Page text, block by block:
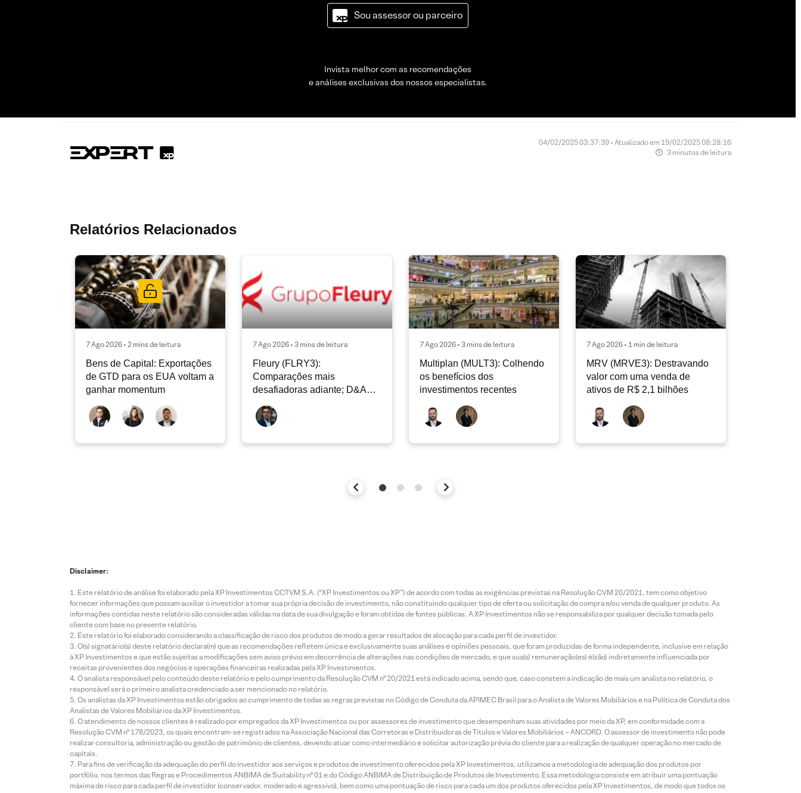
Sou assessor ou parceiro
Invista melhor com as recomendações
e análises exclusivas dos nossos especialistas.
04/02/2025 03:37:39 • Atualizado em 19/02/2025 08:28:16
3 minutos de leitura
Relatórios Relacionados
7 Ago 2026 • 2 mins de leitura
Bens de Capital: Exportações
de GTD para os EUA voltam a
ganhar momentum
7 Ago 2026 • 3 mins de leitura
Fleury (FLRY3):
Comparações mais
desafiadoras adiante; D&A
atuais
7 Ago 2026 • 3 mins de leitura
Multiplan (MULT3): Colhendo
os benefícios dos
investimentos recentes
7 Ago 2026 • 1 min de leitura
MRV (MRVE3): Destravando
valor com uma venda de
ativos de R$ 2,1 bilhões
Disclaimer:
Este relatório de análise foi elaborado pela XP Investimentos CCTVM S.A. (“XP Investimentos ou XP”) de acordo com todas as exigências previstas na Resolução CVM 20/2021, tem como objetivo
fornecer informações que possam auxiliar o investidor a tomar sua própria decisão de investimento, não constituindo qualquer tipo de oferta ou solicitação de compra e/ou venda de qualquer produto. As
informações contidas neste relatório são consideradas válidas na data de sua divulgação e foram obtidas de fontes públicas. A XP Investimentos não se responsabiliza por qualquer decisão tomada pelo
cliente com base no presente relatório.
Este relatório foi elaborado considerando a classificação de risco dos produtos de modo a gerar resultados de alocação para cada perfil de investidor.
O(s) signatário(s) deste relatório declara(m) que as recomendações refletem única e exclusivamente suas análises e opiniões pessoais, que foram produzidas de forma independente, inclusive em relação
à XP Investimentos e que estão sujeitas a modificações sem aviso prévio em decorrência de alterações nas condições de mercado, e que sua(s) remuneração(es) é(são) indiretamente influenciada por
receitas provenientes dos negócios e operações financeiras realizadas pela XP Investimentos.
O analista responsável pelo conteúdo deste relatório e pelo cumprimento da Resolução CVM nº 20/2021 está indicado acima, sendo que, caso constem a indicação de mais um analista no relatório, o
responsável será o primeiro analista credenciado a ser mencionado no relatório.
Os analistas da XP Investimentos estão obrigados ao cumprimento de todas as regras previstas no Código de Conduta da APIMEC Brasil para o Analista de Valores Mobiliários e na Política de Conduta dos
Analistas de Valores Mobiliários da XP Investimentos.
O atendimento de nossos clientes é realizado por empregados da XP Investimentos ou por assessores de investimento que desempenham suas atividades por meio da XP, em conformidade com a
Resolução CVM nº 178/2023, os quais encontram-se registrados na Associação Nacional das Corretoras e Distribuidoras de Títulos e Valores Mobiliários – ANCORD. O assessor de investimento não pode
realizar consultoria, administração ou gestão de patrimônio de clientes, devendo atuar como intermediário e solicitar autorização prévia do cliente para a realização de qualquer operação no mercado de
capitais.
Para fins de verificação da adequação do perfil do investidor aos serviços e produtos de investimento oferecidos pela XP Investimentos, utilizamos a metodologia de adequação dos produtos por
portfólio, nos termos das Regras e Procedimentos ANBIMA de Suitability nº 01 e do Código ANBIMA de Distribuição de Produtos de Investimento. Essa metodologia consiste em atribuir uma pontuação
máxima de risco para cada perfil de investidor (conservador, moderado e agressivo), bem como uma pontuação de risco para cada um dos produtos oferecidos pela XP Investimentos, de modo que todos os